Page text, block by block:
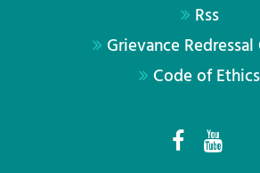
Rss
Grievance
Code of Ethics